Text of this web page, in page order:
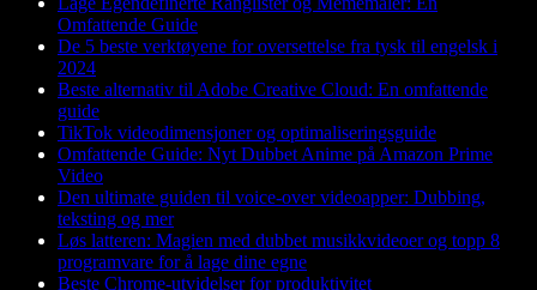
Omfattende Guide
De 5 beste verktøyene for oversettelse fra tysk til engelsk i
2024
Beste alternativ til Adobe Creative Cloud: En omfattende
guide
TikTok videodimensjoner og optimaliseringsguide
Omfattende Guide: Nyt Dubbet Anime på Amazon Prime
Video
Den ultimate guiden til voice-over videoapper: Dubbing,
teksting og mer
Løs latteren: Magien med dubbet musikkvideoer og topp 8
programvare for å lage dine egne
Beste Chrome-utvidelser for produktivitet